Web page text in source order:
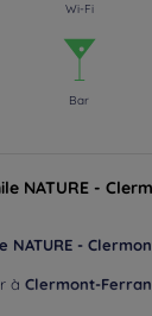
Wi-Fi
Bar
NATURE -
NATURE -
à Clermont-